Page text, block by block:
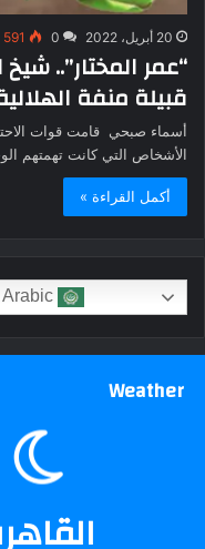
20 أبريل، 2022 0
591
“عمر المختار”..
قبيلة منفة
أسماء صبحي قامت قوات
الأشخاص التي كانت تهمتهم
أكمل القراءة »
Weather